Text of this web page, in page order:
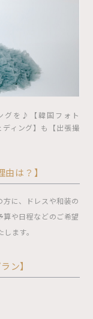
グを♪【韓国フォト
ィング】も【出張撮
は？】
方に、ドレスや和装の
算や日程などのご希望
ます。
ン】